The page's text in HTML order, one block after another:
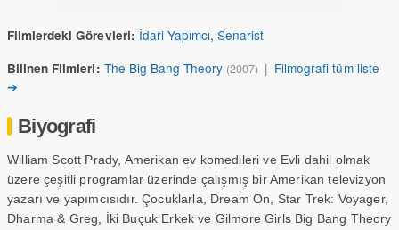
Filmlerdeki Görevleri: İdari Yapımcı,Senarist
Bilinen Filmleri: The Big Bang Theory (2007) | Filmografi tüm liste
➔
Biyografi
William Scott Prady, Amerikan ev komedileri ve Evli dahil olmak
üzere çeşitli programlar üzerinde çalışmış bir Amerikan televizyon
yazarı ve yapımcısıdır. Çocuklarla, Dream On, Star Trek: Voyager,
Dharma & Greg, İki Buçuk Erkek ve Gilmore Girls Big Bang Theory